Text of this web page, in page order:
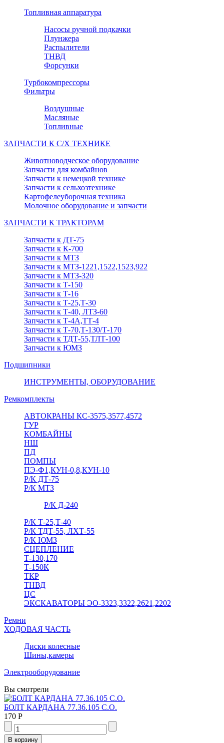
Топливная аппаратура
Насосы ручной подкачки
Плунжера
Распылители
ТНВД
Форсунки
Турбокомпрессоры
Фильтры
Воздушные
Масляные
Топливные
ЗАПЧАСТИ К С/Х ТЕХНИКЕ
Животноводческое оборудование
Запчасти для комбайнов
Запчасти к немецкой технике
Запчасти к сельхозтехнике
Картофелеуборочная техника
Молочное оборудование и запчасти
ЗАПЧАСТИ К ТРАКТОРАМ
Запчасти к ДТ-75
Запчасти к К-700
Запчасти к МТЗ
Запчасти к МТЗ-1221,1522,1523,922
Запчасти к МТЗ-320
Запчасти к Т-150
Запчасти к Т-16
Запчасти к Т-25,Т-30
Запчасти к Т-40, ЛТЗ-60
Запчасти к Т-4А,ТТ-4
Запчасти к Т-70,Т-130/Т-170
Запчасти к ТДТ-55,ТЛТ-100
Запчасти к ЮМЗ
Подшипники
ИНСТРУМЕНТЫ, ОБОРУДОВАНИЕ
Ремкомплекты
АВТОКРАНЫ КС-3575,3577,4572
ГУР
КОМБАЙНЫ
НШ
ПД
ПОМПЫ
ПЭ-Ф1,КУН-0,8,КУН-10
Р/К ДТ-75
Р/К МТЗ
Р/К Д-240
Р/К Т-25,Т-40
Р/К ТДТ-55, ЛХТ-55
Р/К ЮМЗ
СЦЕПЛЕНИЕ
Т-130,170
Т-150К
ТКР
ТНВД
ЦС
ЭКСКАВАТОРЫ ЭО-3323,3322,2621,2202
Ремни
ХОДОВАЯ ЧАСТЬ
Диски колесные
Шины,камеры
Электрооборудование
Вы смотрели
БОЛТ КАРДАНА 77.36.105 С.О.
170 Р